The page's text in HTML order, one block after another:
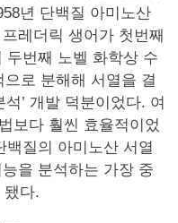
년 단백질 아미노산
레더릭 생어가 첫번째
두번째 노벨 화학상 수
로 분해해 서열을 결
’ 개발 덕분이었다. 여
보다 훨씬 효율적이었
백질의 아미노산 서열
을 분석하는 가장 중
됐다.